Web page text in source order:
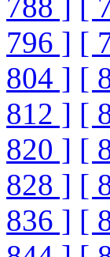
788 ] [
796 ] [
804 ] [
812 ] [
820 ] [
828 ] [
836 ] [